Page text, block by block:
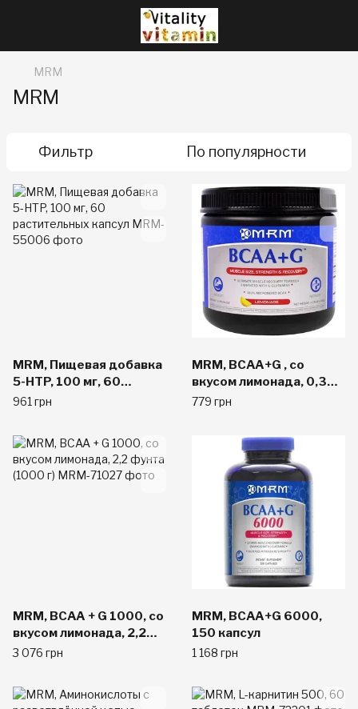
MRM
MRM
Фильтр По популярности
MRM, Пищевая добавка
5-HTP, 100 мг, 60
растительных капсул
961 грн
MRM, BCAA+G , со
вкусом лимонада, 0,396
фунта (180 г)
779 грн
MRM, BCAA + G 1000, со
вкусом лимонада, 2,2
фунта (1000 г)
3 076 грн
MRM, BCAA+G 6000,
150 капсул
1 168 грн